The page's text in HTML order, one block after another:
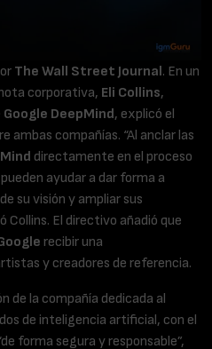
The Wall Street Journal . En un
corporativa, Eli Collins,
Google DeepMind , explicó el
ambas compañías. “Al anclar las
directamente en el proceso
ayudar a dar forma a
su visión y ampliar sus
Collins. El directivo añadió que
recibir una
y creadores de referencia.
de la compañía dedicada al
de inteligencia artificial, con el
forma segura y responsable”,